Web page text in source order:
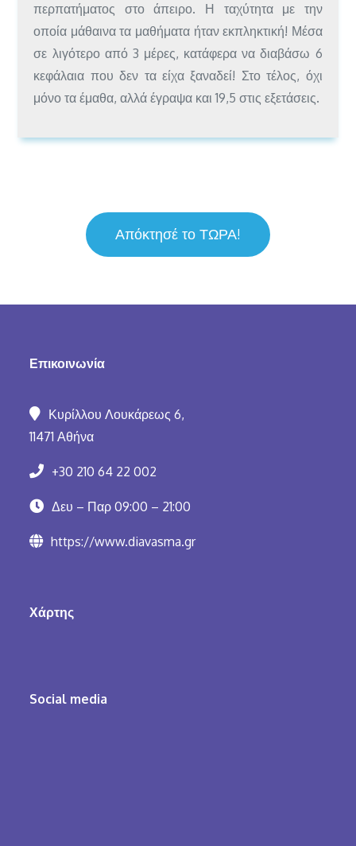
περπατήματος στο άπειρο. Η ταχύτητα με την
οποία μάθαινα τα μαθήματα ήταν εκπληκτική! Μέσα
σε λιγότερο από 3 μέρες, κατάφερα να διαβάσω 6
κεφάλαια που δεν τα είχα ξαναδεί! Στο τέλος, όχι
μόνο τα έμαθα, αλλά έγραψα και 19,5 στις εξετάσεις.
Απόκτησέ το ΤΩΡΑ!
Επικοινωνία
Κυρίλλου Λουκάρεως 6,
11471 Αθήνα
+30 210 64 22 002
Δευ – Παρ 09:00 – 21:00
https://www.diavasma.gr
Χάρτης
Social media